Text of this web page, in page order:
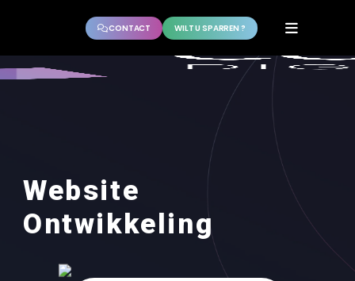
CONTACT WILT U SPARREN ?
Website
Ontwikkeling